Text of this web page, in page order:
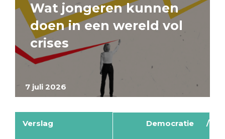
7 juli 2026
Wat jongeren kunnen
doen in een wereld vol
crises
Verslag Democratie